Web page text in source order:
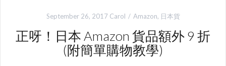
September 26, 2017 Carol Amazon, 日本貨
正呀！日本 Amazon 貨品額外 9 折
(附簡單購物教學)